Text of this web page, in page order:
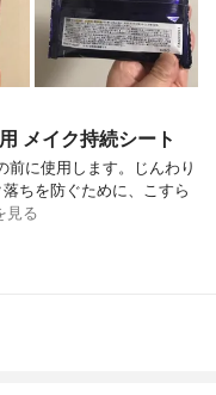
メイク持続シート
前に使用します。じんわり
ちを防ぐために、こすら
見る